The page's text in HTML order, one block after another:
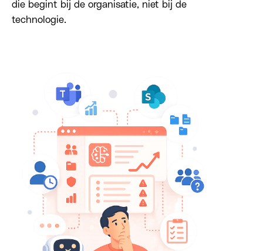
die begint bij de organisatie, niet bij de
technologie.